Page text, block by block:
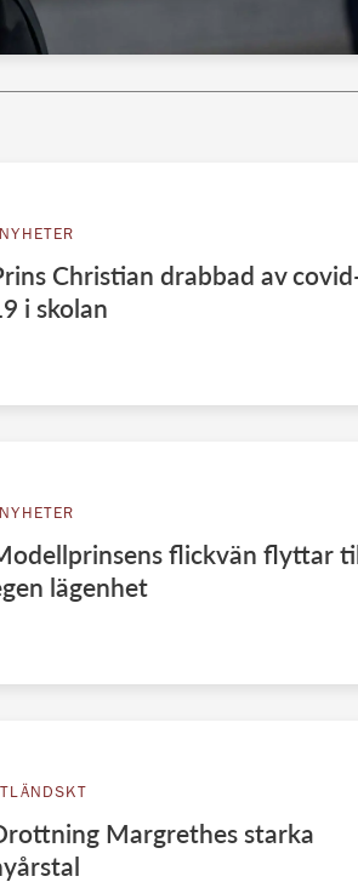
Christian drabbad av
i skolan
flickvän flyttar
lägenhet
Margrethes starka